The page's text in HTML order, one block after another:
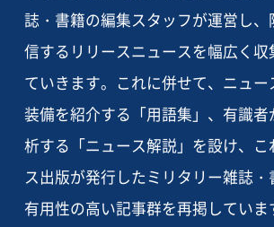
誌・書籍の編集スタッフが運営し
信するリリースニュースを幅広く収
ていきます。これに併せて、ニュ
装備を紹介する「用語集」、有識
析する「ニュース解説」を設け、こ
ス出版が発行したミリタリー雑誌・
有用性の高い記事群を再掲してい